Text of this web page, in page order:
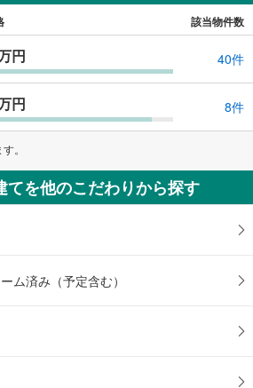
該当物件数
円 40件
円 8件
。
てを他のこだわりから探す
ム済み（予定含む）